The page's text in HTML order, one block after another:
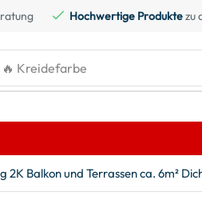
Hochwertige Produktezu
🔥 Gaskartusche
Balkon und Terrassen ca. 6m²